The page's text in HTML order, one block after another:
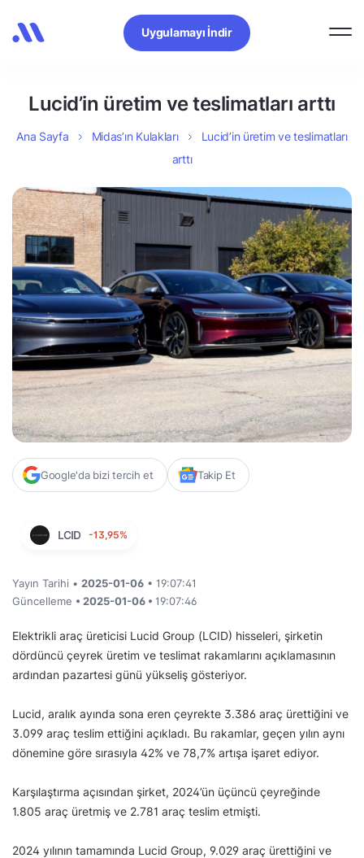
Uygulamayı İndir
Lucid’in üretim ve teslimatları arttı
Ana Sayfa Midas’ın Kulakları
Lucid’in üretim ve teslimatları
arttı
Google'da bizi tercih et Takip Et
LCID -13,95%
Yayın Tarihi • 2025-01-06 • 19:07:41
Güncelleme • 2025-01-06 • 19:07:46
Elektrikli araç üreticisi Lucid Group (LCID) hisseleri, şirketin
dördüncü çeyrek üretim ve teslimat rakamlarını açıklamasının
ardından pazartesi günü yükseliş gösteriyor.
Lucid, aralık ayında sona eren çeyrekte 3.386 araç ürettiğini ve
3.099 araç teslim ettiğini açıkladı. Bu rakamlar, geçen yılın aynı
dönemine göre sırasıyla 42% ve 78,7% artışa işaret ediyor.
Karşılaştırma açısından şirket, 2024’ün üçüncü çeyreğinde
1.805 araç üretmiş ve 2.781 araç teslim etmişti.
2024 yılının tamamında Lucid Group, 9.029 araç ürettiğini ve